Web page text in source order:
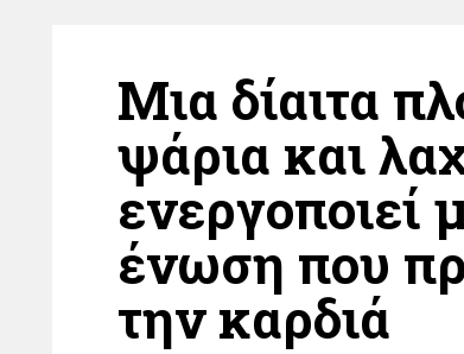
Μια δίαιτα
ψάρια και
ενεργοποιεί
ένωση που
την καρδιά